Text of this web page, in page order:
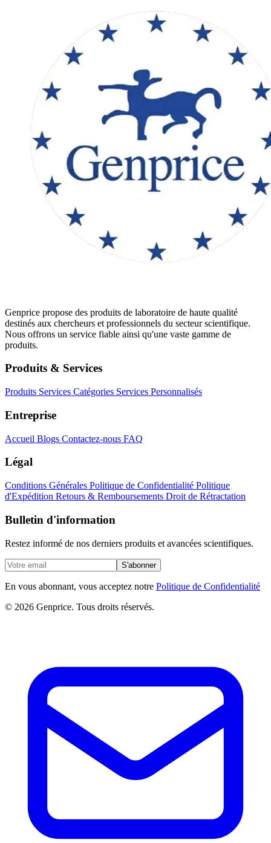
Genprice propose des produits de laboratoire de haute qualité
destinés aux chercheurs et professionnels du secteur scientifique.
Nous offrons un service fiable ainsi qu'une vaste gamme de
produits.
Produits & Services
Produits Services Catégories Services Personnalisés
Entreprise
Accueil Blogs Contactez-nous FAQ
Légal
Conditions Générales Politique de Confidentialité Politique
d'Expédition Retours & Remboursements Droit de Rétractation
Bulletin d'information
Restez informé de nos derniers produits et avancées scientifiques.
S'abonner
En vous abonnant, vous acceptez notre Politique de Confidentialité
© 2026 Genprice. Tous droits réservés.